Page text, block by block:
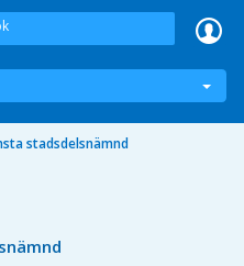
stadsdelsnämnd